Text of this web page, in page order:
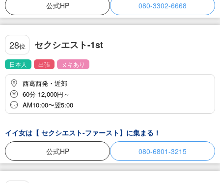
公式HP 080-3302-6668
28位 セクシエスト-1st
日本人 出張 ヌキあり
西葛西発・近郊
60分 12,000円～
AM10:00〜翌5:00
イイ女は【 セクシエスト-ファースト】に集まる！
公式HP
080-6801-3215